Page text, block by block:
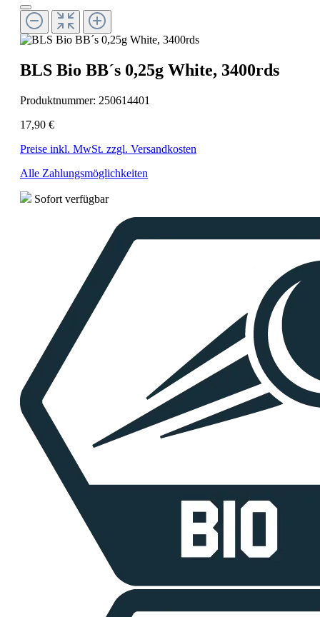
BLS Bio BB´s 0,25g White, 3400rds
Produktnummer: 250614401
17,90 €
Preise inkl. MwSt. zzgl. Versandkosten
Alle Zahlungsmöglichkeiten
Sofort verfügbar